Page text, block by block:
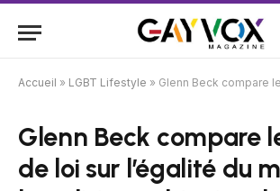
Accueil » LGBT Lifestyle » Glenn Beck compare le projet de loi sur l’égalité du
Glenn Beck compare
de loi sur l’égalité du